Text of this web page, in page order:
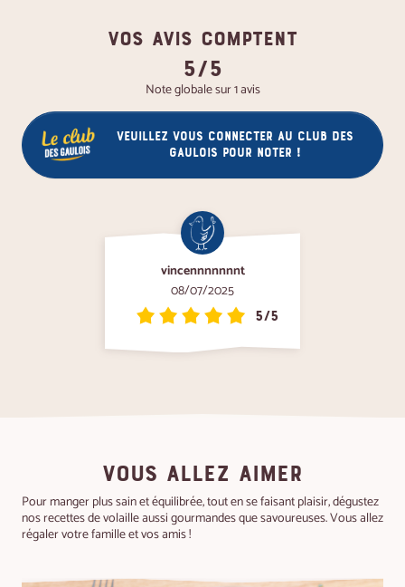
VOS AVIS COMPTENT
5/5
Note globale sur 1 avis
Veuillez vous connecter au club des
gaulois pour noter !
vincennnnnnnt
08/07/2025
5/5
VOUS ALLEZ AIMER
Pour manger plus sain et équilibrée, tout en se faisant plaisir, dégustez
nos recettes de volaille aussi gourmandes que savoureuses. Vous allez
régaler votre famille et vos amis !